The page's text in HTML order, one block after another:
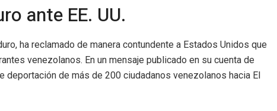
ante EE. UU.
ha reclamado de manera contundente a Estados Unidos que
venezolanos. En un mensaje publicado en su cuenta de
deportación de más de 200 ciudadanos venezolanos hacia El